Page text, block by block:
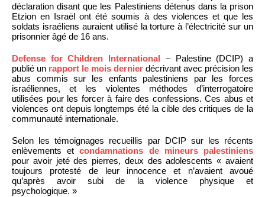
déclaration disant que les Palestiniens détenus dans la prison
Etzion en Israël ont été soumis à des violences et que les
soldats israéliens auraient utilisé la torture à l’électricité sur un
prisonnier âgé de 16 ans.
Defense for Children International – Palestine (DCIP) a
publié un rapport le mois dernier décrivant avec précision les
abus commis sur les enfants palestiniens par les forces
israéliennes, et les violentes méthodes d’interrogatoire
utilisées pour les forcer à faire des confessions. Ces abus et
violences ont depuis longtemps été la cible des critiques de la
communauté internationale.
Selon les témoignages recueillis par DCIP sur les récents
enlèvements etcondamnations de mineurs palestiniens
pour avoir jeté des pierres, deux des adolescents « avaient
toujours protesté de leur innocence et n’avaient avoué
qu’après avoir subi de la violence physique et
psychologique. »